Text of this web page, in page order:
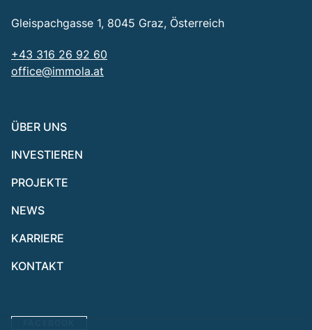
Gleispachgasse 1, 8045 Graz, Österreich
+43 316 26 92 60
office@immola.at
ÜBER UNS
INVESTIEREN
PROJEKTE
NEWS
KARRIERE
KONTAKT